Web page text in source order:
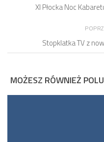
XI Płocka Noc
Stopklatka TV z
MOŻESZ RÓWNIEŻ